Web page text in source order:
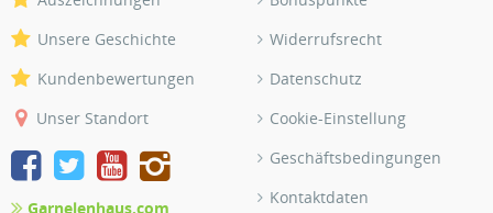
Unsere Geschichte
Kundenbewertungen
Unser Standort
Garnelenhaus.com
Widerrufsrecht
Datenschutz
Cookie-Einstellung
Geschäftsbedingungen
Kontaktdaten